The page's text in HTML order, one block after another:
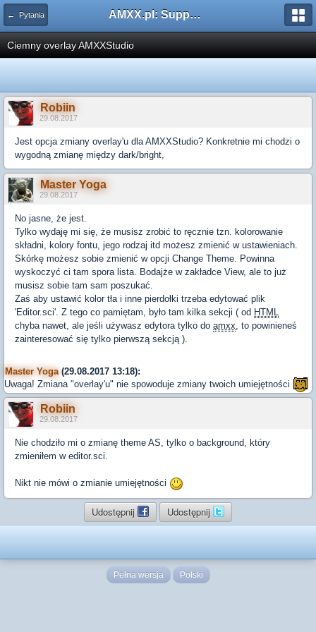
← Pytania AMXX.pl: Support AMX Mod X i SourceMod
Ciemny overlay AMXXStudio
Robiin
29.08.2017
Jest opcja zmiany overlay'u dla AMXXStudio? Konkretnie mi chodzi o
wygodną zmianę między dark/bright,
Master Yoga
29.08.2017
No jasne, że jest.
Tylko wydaję mi się, że musisz zrobić to ręcznie tzn. kolorowanie
składni, kolory fontu, jego rodzaj itd możesz zmienić w ustawieniach.
Skórkę możesz sobie zmienić w opcji Change Theme. Powinna
wyskoczyć ci tam spora lista. Bodajże w zakładce View, ale to już
musisz sobie tam sam poszukać.
Zaś aby ustawić kolor tła i inne pierdołki trzeba edytować plik
'Editor.sci'. Z tego co pamiętam, było tam kilka sekcji ( od HTML
chyba nawet, ale jeśli używasz edytora tylko do amxx, to powinieneś
zainteresować się tylko pierwszą sekcją ).
Master Yoga(29.08.2017 13:18):
Uwaga! Zmiana "overlay'u" nie spowoduje zmiany twoich umiejętności
Robiin
29.08.2017
Nie chodziło mi o zmianę theme AS, tylko o background, który
zmieniłem w editor.sci.
Nikt nie mówi o zmianie umiejętności
Udostępnij Udostępnij
Pełna wersja Polski